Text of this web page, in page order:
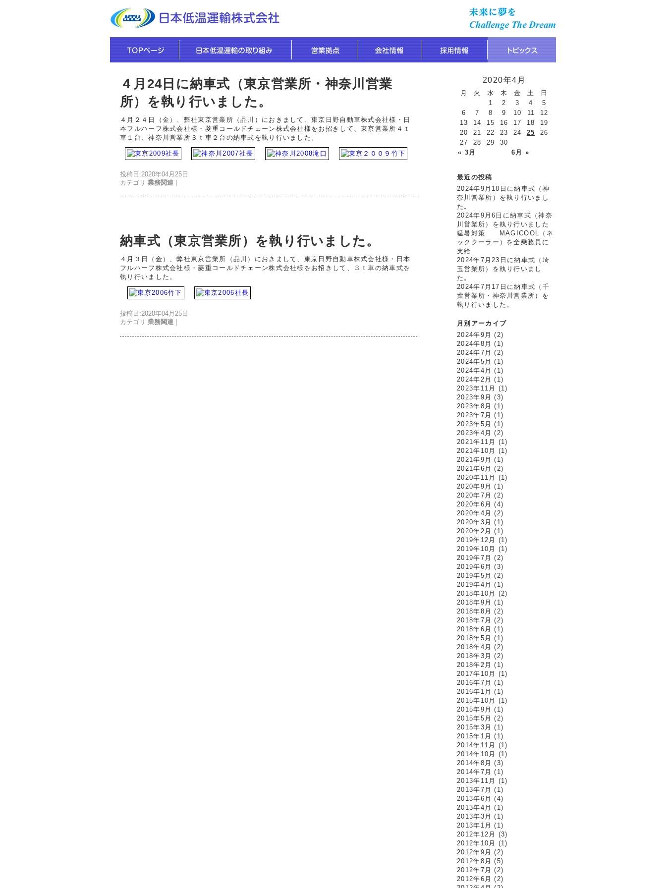
2020年4月
月 火 水 木 金 土 日
« 3月 6月 »
1 2 3 4
5
6
7 8 9 10 11
12
13
14 15 16 17 18
19
20
21 22 23 24 25
26
27
28 29 30
最近の投稿
2024年9月18日に納車式（神
奈川営業所）を執り行いまし
た。
2024年9月6日に納車式（神奈
川営業所）を執り行いました
猛暑対策 MAGICOOL（ネ
ッククーラー）を全乗務員に
支給
2024年7月23日に納車式（埼
玉営業所）を執り行いまし
た。
2024年7月17日に納車式（千
葉営業所・神奈川営業所）を
執り行いました。
月別アーカイブ
2024年9月 (2)
2024年8月 (1)
2024年7月 (2)
2024年5月 (1)
2024年4月 (1)
2024年2月 (1)
2023年11月
(1)
2023年9月 (3)
2023年8月 (1)
2023年7月 (1)
2023年5月 (1)
2023年4月 (2)
2021年11月
(1)
2021年10月
(1)
2021年9月 (1)
2021年6月 (2)
2020年11月
(1)
2020年9月 (1)
2020年7月 (2)
2020年6月 (4)
2020年4月 (2)
2020年3月 (1)
2020年2月 (1)
2019年12月
(1)
2019年10月
(1)
2019年7月 (2)
2019年6月 (3)
2019年5月 (2)
2019年4月 (1)
2018年10月
(2)
2018年9月 (1)
2018年8月 (2)
2018年7月 (2)
2018年6月 (1)
2018年5月 (1)
2018年4月 (2)
2018年3月 (2)
2018年2月 (1)
2017年10月
(1)
2016年7月 (1)
2016年1月 (1)
2015年10月
(1)
2015年9月 (1)
2015年5月 (2)
2015年3月 (1)
2015年1月 (1)
2014年11月
(1)
2014年10月
(1)
2014年8月 (3)
2014年7月 (1)
2013年11月
(1)
2013年7月 (1)
2013年6月 (4)
2013年4月 (1)
2013年3月 (1)
2013年1月 (1)
2012年12月
(3)
2012年10月
(1)
2012年9月 (2)
2012年8月 (5)
2012年7月 (2)
2012年6月 (2)
４月24日に納車式（東京営業所・神奈川営業
所）を執り行いました。
４月２４日（金）、弊社東京営業所（品川）におきまして、東京日野自動車株式会社様・日
本フルハーフ株式会社様・菱重コールドチェーン株式会社様をお招きして、東京営業所４ｔ
車１台、神奈川営業所３ｔ車２台の納車式を執り行いました。
投稿日:2020年04月25日
カテゴリ 業務関連
納車式（東京営業所）を執り行いました。
４月３日（金）、弊社東京営業所（品川）におきまして、東京日野自動車株式会社様・日本
フルハーフ株式会社様・菱重コールドチェーン株式会社様をお招きして、３ｔ車の納車式を
執り行いました。
投稿日:2020年04月25日
カテゴリ 業務関連